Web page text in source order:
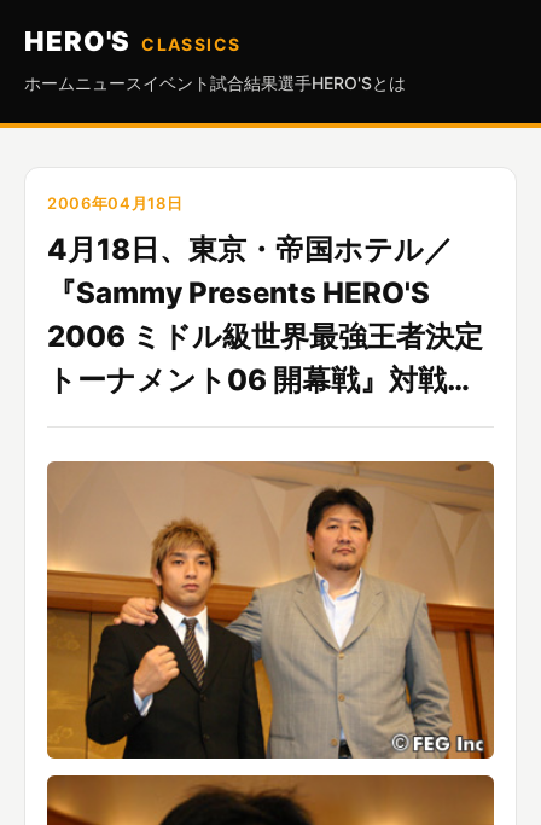
HERO'S
CLASSICS
ホーム ニュースイベント試合結果選手HERO'Sとは
2006年04月18日
4月18日、東京・帝国ホテル／
『Sammy Presents HERO'S
2006 ミドル級世界最強王者決定
トーナメント06 開幕戦』対戦…